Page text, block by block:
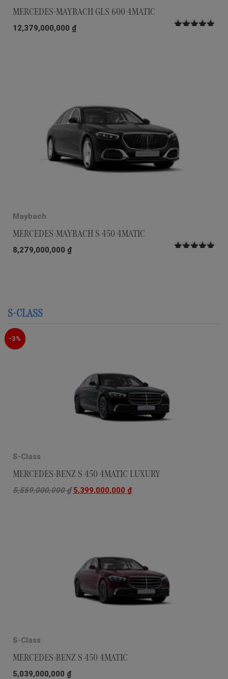
MERCEDES-MAYBACH GLS 600 4MATIC
12,379,000,000 ₫
Maybach
MERCEDES-MAYBACH S 450 4MATIC
8,279,000,000 ₫
S-CLASS
-3%
S-Class
MERCEDES-BENZ S 450 4MATIC LUXURY
5,559,000,000₫ 5,399,000,000 ₫
S-Class
MERCEDES-BENZ S 450 4MATIC
5,039,000,000 ₫